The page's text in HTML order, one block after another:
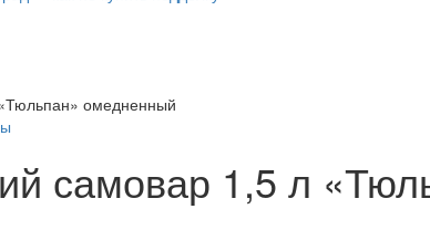
омедненный
самовар 1,5 л